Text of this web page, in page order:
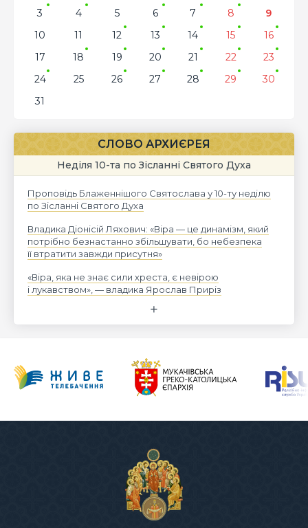
3
4 5 6 7 8
9
10
11 12 13 14 15
16
17
18 19 20 21 22
23
24
25 26 27 28 29
30
31
СЛОВО АРХИЄРЕЯ
Неділя 10-та по Зісланні Святого Духа
Проповідь Блаженнішого Святослава у 10-ту неділю
по Зісланні Святого Духа
Владика Діонісій Ляхович: «Віра — це динамізм, який
потрібно безнастанно збільшувати, бо небезпека
її втратити завжди присутня»
«Віра, яка не знає сили хреста, є невірою
і лукавством», — владика Ярослав Приріз